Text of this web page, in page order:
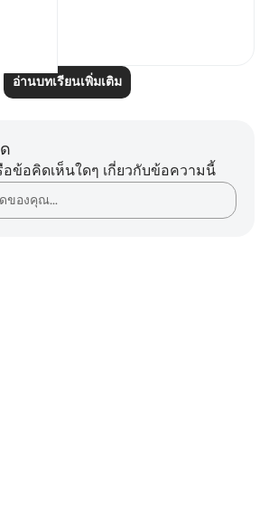
อ่านบทเรียนเพิ่มเติม
ข้อคิดเห็นใดๆ เกี่ยวกับข้อความนี้
ของคุณ…